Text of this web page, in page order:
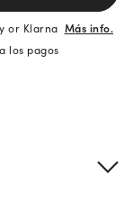
or Klarna Más info.
los pagos